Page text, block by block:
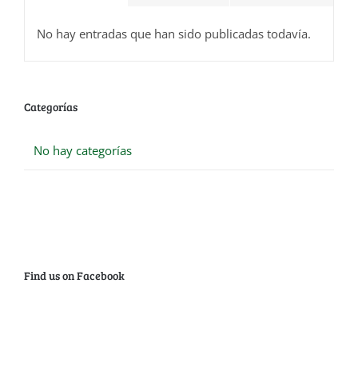
No hay entradas que han sido publicadas todavía.
Categorías
No hay categorías
Find us on Facebook